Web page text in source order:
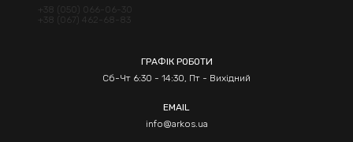
+38 (050) 066-06-30
+38 (067) 462-68-83
ГРАФІК РОБОТИ
Сб-Чт 6:30 - 14:30, Пт - Вихідний
EMAIL
info@arkos.ua